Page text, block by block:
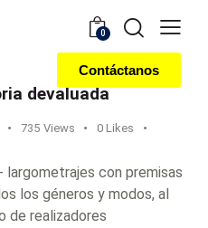
0
Contáctanos
devaluada
735 Views 0 Likes
con premisas
los géneros y modos, al
de realizadores